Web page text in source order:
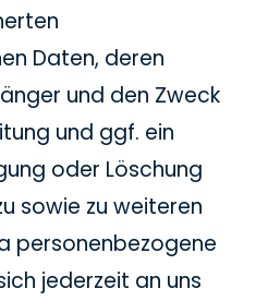
Daten, deren
und den Zweck
und ggf. ein
oder Löschung
sowie zu weiteren
personenbezogene
jederzeit an uns